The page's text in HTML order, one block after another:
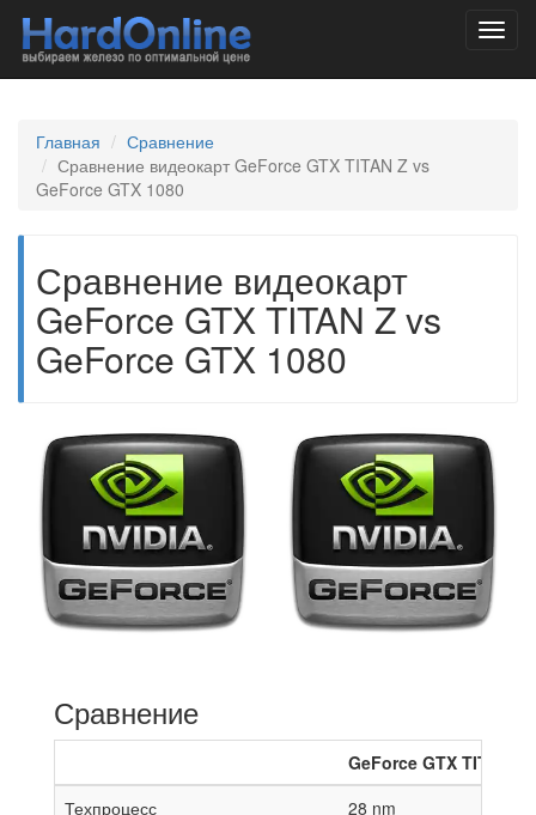
Главная
Сравнение
Сравнение видеокарт GeForce GTX TITAN Z vs
GeForce GTX 1080
Сравнение видеокарт
GeForce GTX TITAN Z vs
GeForce GTX 1080
Сравнение
GeForce GTX TITAN Z
Техпроцесс
28 nm